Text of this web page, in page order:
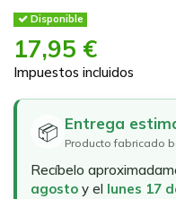
Disponible
17,95 €
Impuestos incluidos
📦 Entrega
Producto fabricado
Recíbelo
agosto y el lunes 17